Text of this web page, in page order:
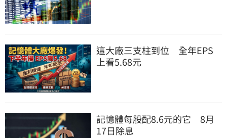
這大廠三支柱到位　全年EPS
上看5.68元
記憶體每股配8.6元的它　8月
17日除息